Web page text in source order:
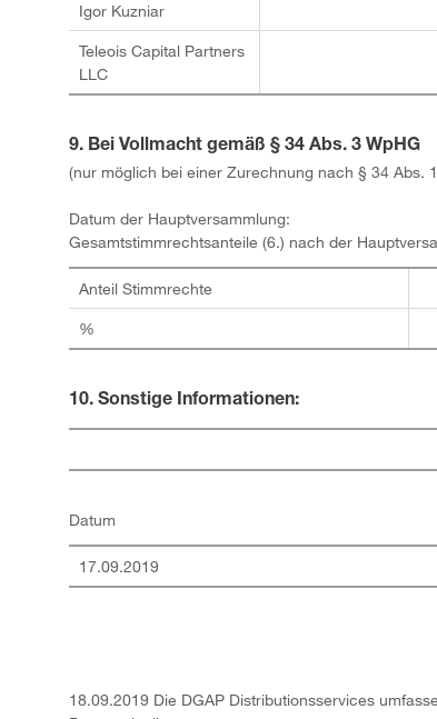
Igor Kuzniar
Teleois Capital Partners
LLC
9. Bei Vollmacht gemäß § 34 Abs. 3 WpHG
(nur möglich bei einer Zurechnung nach § 34 Abs.
Datum der Hauptversammlung:
Gesamtstimmrechtsanteile (6.) nach der
Anteil Stimmrechte
%
10. Sonstige Informationen:
Datum
17.09.2019
18.09.2019 Die DGAP Distributionsservices